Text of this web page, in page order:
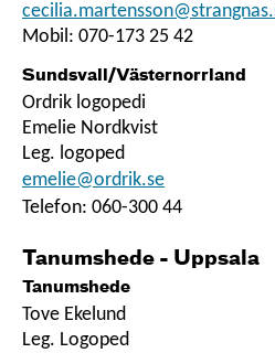
Mobil: 070-173 25 42
Sundsvall/Västernorrland
Ordrik logopedi
Emelie Nordkvist
Leg. logoped
emelie@ordrik.se
Telefon: 060-300 44
Tanumshede - Uppsala
Tanumshede
Tove Ekelund
Leg. Logoped